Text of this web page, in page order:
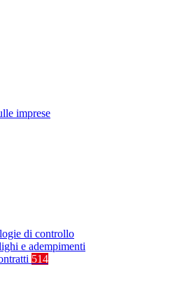
imprese
di controllo
e adempimenti
514